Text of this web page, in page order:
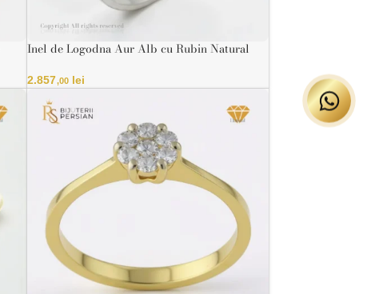
Inel de Logodna Aur Alb cu Rubin Natural
2.857,00 lei